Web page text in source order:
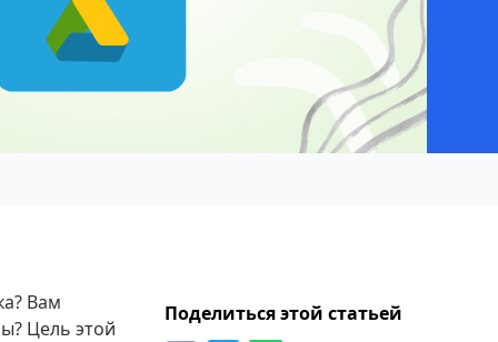
Вам
Цель этой
Поделиться этой статьей